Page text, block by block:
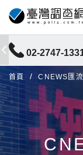
02-2747-
首頁 CNEWS匯